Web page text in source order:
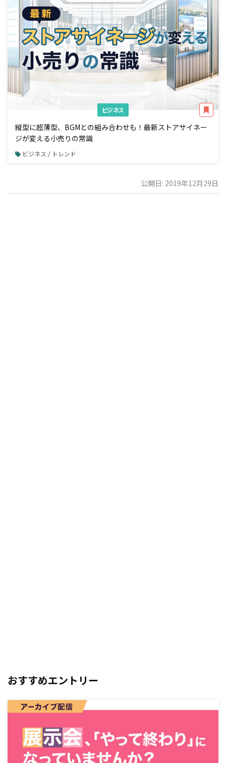
ビジネス
縦型に超薄型、BGMとの組み合わせも！最新ストアサイネー
ジが変える小売りの常識
ビジネス / トレンド
公開日: 2019年12月29日
おすすめエントリー